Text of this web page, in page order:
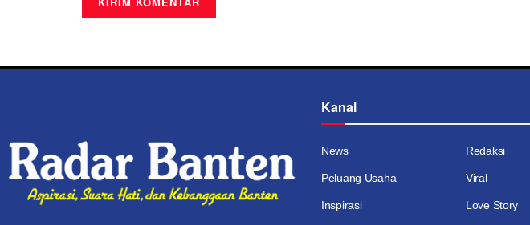
Kanal
News Redaksi
Peluang Usaha Viral
Inspirasi Love Story